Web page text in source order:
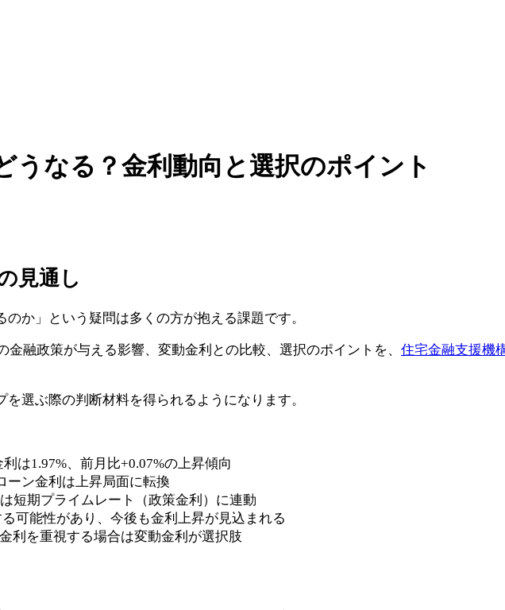
うなる？金利動向と選択のポイント
見通し
か」という疑問は多くの方が抱える課題です。
融政策が与える影響、変動金利との比較、選択のポイントを、 住宅金融支援機
選ぶ際の判断材料を得られるようになります。
は1.97%、前月比+0.07%の上昇傾向
ーン金利は上昇局面に転換
短期プライムレート（政策金利）に連動
可能性があり、今後も金利上昇が見込まれる
利を重視する場合は変動金利が選択肢